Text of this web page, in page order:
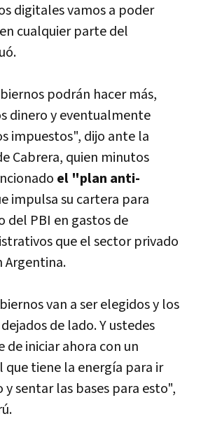
digitales vamos a poder
cualquier parte del
podrán hacer más,
dinero y eventualmente
impuestos", dijo ante la
Cabrera, quien minutos
el "plan anti-
impulsa su cartera para
del PBI en gastos de
que el sector privado
Argentina.
van a ser elegidos y los
de lado. Y ustedes
de iniciar ahora con un
que tiene la energí­a para ir
sentar las bases para esto",